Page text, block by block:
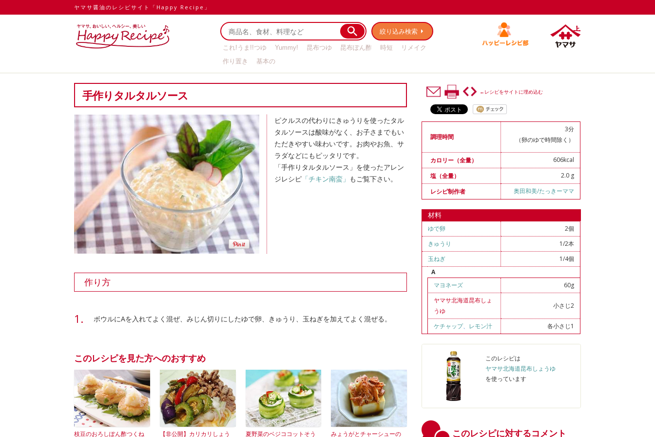
ヤマサ醤油のレシピサイト「Happy Recipe」
絞り込み検索
これ!うま!!つゆ Yummy! 昆布つゆ 昆布ぽん酢 時短
リメイク
作り置き
基本の
手作りタルタルソース
ピクルスの代わりにきゅうりを使ったタル
タルソースは酸味がなく、お子さまでもい
ただきやすい味わいです。お肉やお魚、サ
ラダなどにもピッタリです。
「手作りタルタルソース」を使ったアレン
ジレシピ 「チキン南蛮」 もご覧下さい。
作り方
ボウルにAを入れてよく混ぜ、みじん切りにしたゆで卵、きゅうり、玉ねぎを加えてよく混ぜる。
このレシピを見た方へのおすすめ
枝豆のおろしぽん酢つくね
【非公開】カリカリしょう
夏野菜のベジココットそう
みょうがとチャーシューの
←レシピをサイトに埋め込む
調理時間
3分
（卵のゆで時間除く）
カロリー（全量）
606kcal
塩（全量）
2.0 g
レシピ制作者
奥田和美/たっきーママ
材料
ゆで卵
2個
きゅうり
1/2本
玉ねぎ
1/4個
A
マヨネーズ
60g
ヤマサ北海道昆布しょ
うゆ
小さじ2
ケチャップ、 レモン汁 各小さじ1
このレシピは
ヤマサ北海道昆布しょうゆ
を使っています
このレシピに対するコメント